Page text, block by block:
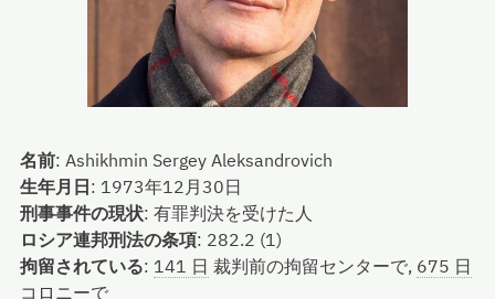
名前: Ashikhmin Sergey Aleksandrovich
生年月日: 1973年12月30日
刑事事件の現状: 有罪判決を受けた人
ロシア連邦刑法の条項: 282.2 (1)
拘留されている: 141 日 裁判前の拘留センターで, 675 日
コロニーで